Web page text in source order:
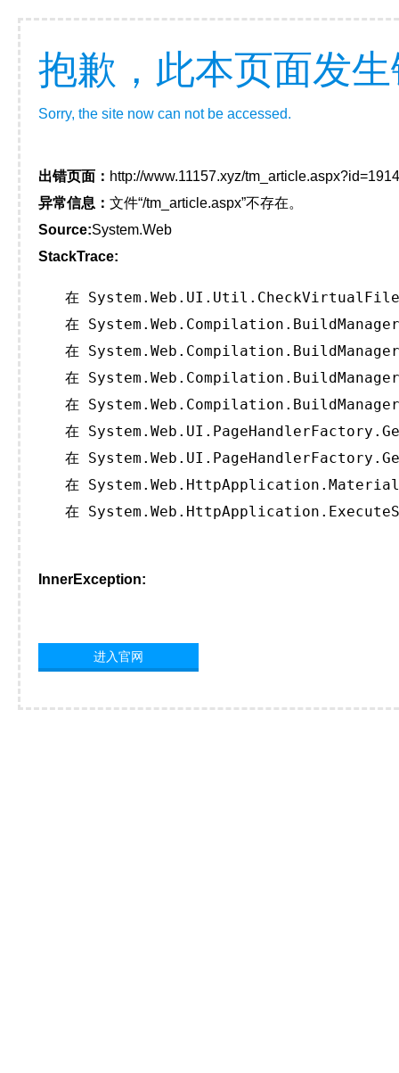
抱歉，此本页面发
Sorry, the site now can not be accessed.
出错页面： http://www.11157.xyz/
异常信息： 文件“/tm_article.aspx”不存在。
Source:System.Web
StackTrace:
在
在
在
在
在
在
在
在
在
InnerException:
进入官网